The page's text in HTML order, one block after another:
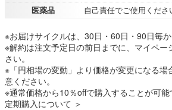
医薬品
自己責任でご使用くださ
※お届けサイクルは、30日・60日・90日毎か
※解約は注文予定日の前日までに、マイペー
さい。
※「円相場の変動」より価格が変更になる場
意ください。
※通常価格から10％offで購入することが可能
定期購入について ＞